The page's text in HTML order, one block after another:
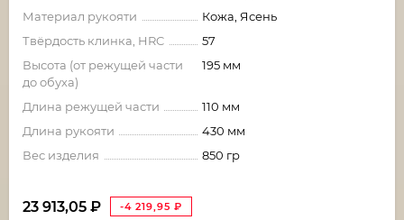
Материал рукояти
Кожа, Ясень
Твёрдость клинка, HRC
57
Высота (от режущей части
до обуха)
195 мм
Длина режущей части
110 мм
Длина рукояти
430 мм
Вес изделия
850 гр
23 913,05 ₽ -4 219,95 ₽